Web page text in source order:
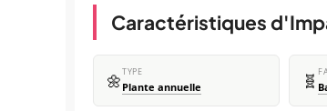
Caractéristiques
🌼TYPE
Plante annuelle 🧬